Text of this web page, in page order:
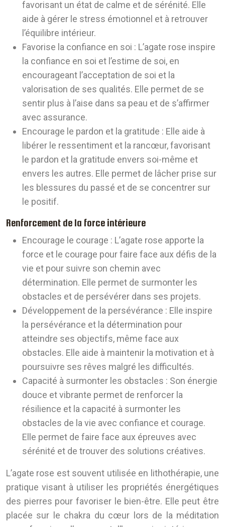
favorisant un état de calme et de sérénité. Elle
aide à gérer le stress émotionnel et à retrouver
l’équilibre intérieur.
Favorise la confiance en soi : L’agate rose inspire
la confiance en soi et l’estime de soi, en
encourageant l’acceptation de soi et la
valorisation de ses qualités. Elle permet de se
sentir plus à l’aise dans sa peau et de s’affirmer
avec assurance.
Encourage le pardon et la gratitude : Elle aide à
libérer le ressentiment et la rancœur, favorisant
le pardon et la gratitude envers soi-même et
envers les autres. Elle permet de lâcher prise sur
les blessures du passé et de se concentrer sur
le positif.
Renforcement de la force intérieure
Encourage le courage : L’agate rose apporte la
force et le courage pour faire face aux défis de la
vie et pour suivre son chemin avec
détermination. Elle permet de surmonter les
obstacles et de persévérer dans ses projets.
Développement de la persévérance : Elle inspire
la persévérance et la détermination pour
atteindre ses objectifs, même face aux
obstacles. Elle aide à maintenir la motivation et à
poursuivre ses rêves malgré les difficultés.
Capacité à surmonter les obstacles : Son énergie
douce et vibrante permet de renforcer la
résilience et la capacité à surmonter les
obstacles de la vie avec confiance et courage.
Elle permet de faire face aux épreuves avec
sérénité et de trouver des solutions créatives.
L’agate rose est souvent utilisée en lithothérapie, une
pratique visant à utiliser les propriétés énergétiques
des pierres pour favoriser le bien-être. Elle peut être
placée sur le chakra du cœur lors de la méditation